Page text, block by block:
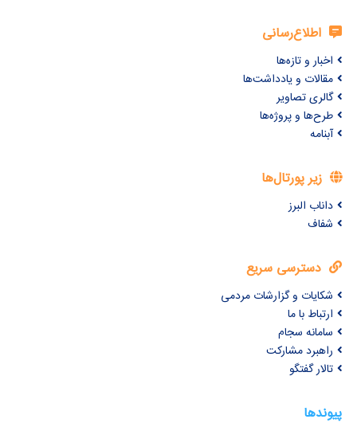
اطلاع‌رسانی
اخبار و تازه‌ها
مقالات و یادداشت‌ها
گالری تصاویر
طرح‌ها و پروژه‌ها
آبنامه
زیر پورتال‌ها
داناب البرز
شفاف
دسترسی سریع
شکایات و گزارشات مردمی
ارتباط با ما
سامانه سجام
راهبرد مشارکت
تالار گفتگو
پیوندها